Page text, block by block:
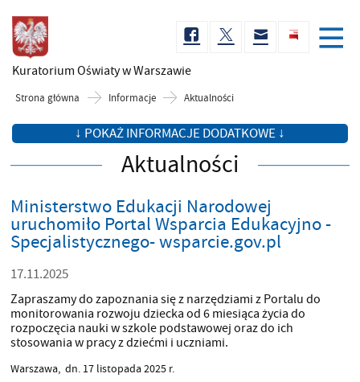
Kuratorium Oświatyw Warszawie
Strona główna Informacje Aktualności
↓ POKAŻ INFORMACJE DODATKOWE ↓
Aktualności
Ministerstwo Edukacji Narodowej
uruchomiło Portal Wsparcia Edukacyjno -
Specjalistycznego- wsparcie.gov.pl
17.11.2025
Zapraszamy do zapoznania się z narzędziami z Portalu do
monitorowania rozwoju dziecka od 6 miesiąca życia do
rozpoczęcia nauki w szkole podstawowej oraz do ich
stosowania w pracy z dziećmi i uczniami.
Warszawa, dn. 17 listopada 2025 r.